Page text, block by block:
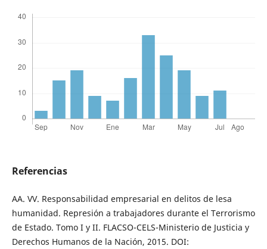
Referencias
AA. VV. Responsabilidad empresarial en delitos de lesa
humanidad. Represión a trabajadores durante el Terrorismo
de Estado. Tomo I y II. FLACSO-CELS-Ministerio de Justicia y
Derechos Humanos de la Nación, 2015. DOI: